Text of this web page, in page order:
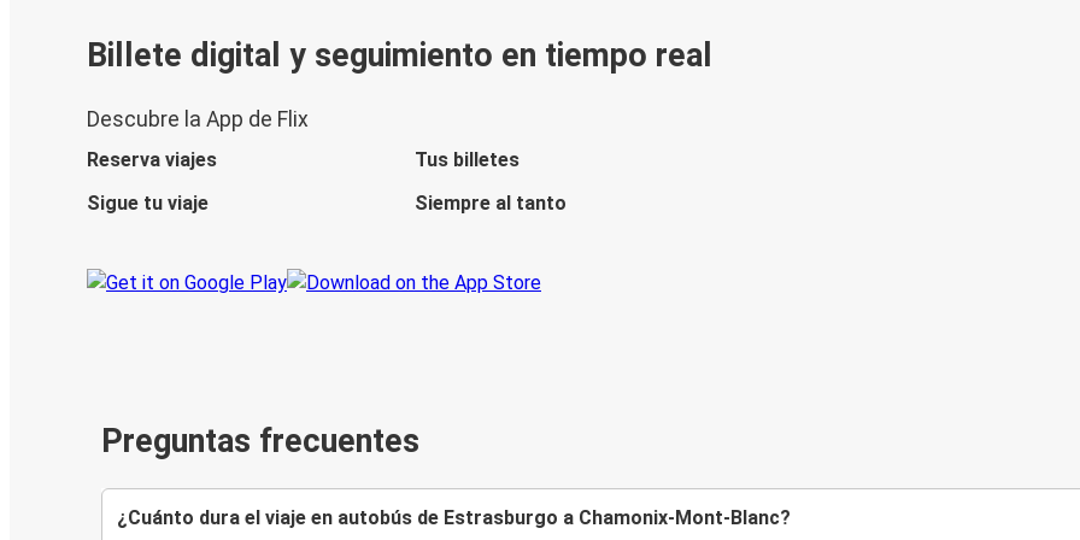
Billete digital y seguimiento en tiempo real
Descubre la App de Flix
Reserva viajes
Tus billetes
Sigue tu viaje
Siempre al tanto
Preguntas frecuentes
¿Cuánto dura el viaje en autobús de Estrasburgo a Chamonix-Mont-Blanc?